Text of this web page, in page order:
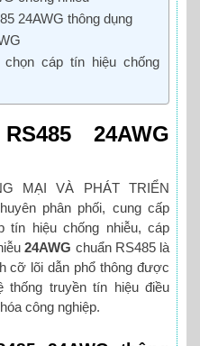
24AWG thông dụng
cáp tín hiệu chống
24AWG
MẠI VÀ PHÁT TRIỂN
phân phối, cung cấp
tín hiệu chống nhiễu, cáp
24AWG chuẩn RS485 là
cỡ lõi dẫn phổ thông được
thống truyền tín hiệu điều
công nghiệp.